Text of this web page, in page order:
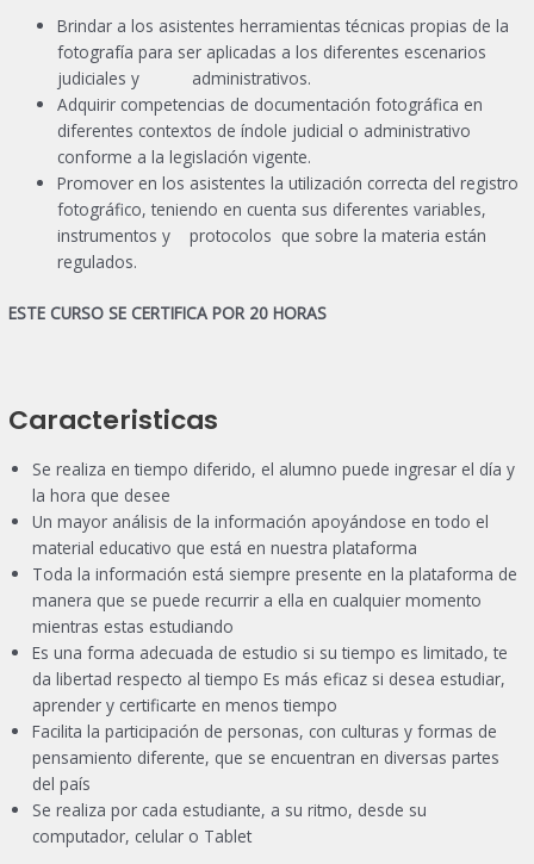
Brindar a los asistentes herramientas técnicas propias de la
fotografía para ser aplicadas a los diferentes escenarios
judiciales y administrativos.
Adquirir competencias de documentación fotográfica en
diferentes contextos de índole judicial o administrativo
conforme a la legislación vigente.
Promover en los asistentes la utilización correcta del registro
fotográfico, teniendo en cuenta sus diferentes variables,
instrumentos y protocolos que sobre la materia están
regulados.
ESTE CURSO SE CERTIFICA POR 20 HORAS
Caracteristicas
Se realiza en tiempo diferido, el alumno puede ingresar el día y
la hora que desee
Un mayor análisis de la información apoyándose en todo el
material educativo que está en nuestra plataforma
Toda la información está siempre presente en la plataforma de
manera que se puede recurrir a ella en cualquier momento
mientras estas estudiando
Es una forma adecuada de estudio si su tiempo es limitado, te
da libertad respecto al tiempo Es más eficaz si desea estudiar,
aprender y certificarte en menos tiempo
Facilita la participación de personas, con culturas y formas de
pensamiento diferente, que se encuentran en diversas partes
del país
Se realiza por cada estudiante, a su ritmo, desde su
computador, celular o Tablet